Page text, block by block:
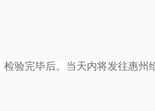
验完毕后。当天内将发往惠州